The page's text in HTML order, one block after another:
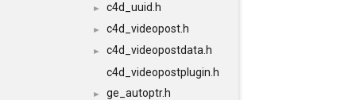
► c4d_uuid.h
► c4d_videopost.h
►
c4d_videopostdata.h
c4d_videopostplugin.h
► ge_autoptr.h